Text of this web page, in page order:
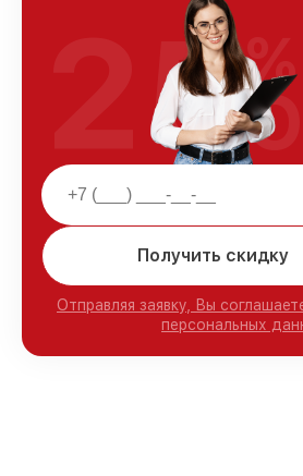
Получить скидку
Отправляя заявку, Вы
персональных
25%